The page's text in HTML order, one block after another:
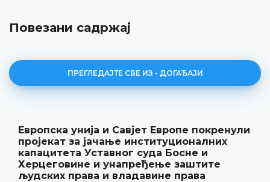
Повезани садржај
ПРЕГЛЕДАЈТЕ СВЕ ИЗ - ДОГАЂАЈИ
Европска унија и Савјет Европе покренули
пројекат за јачање институционалних
капацитета Уставног суда Босне и
Херцеговине и унапређење заштите
људских права и владавине права